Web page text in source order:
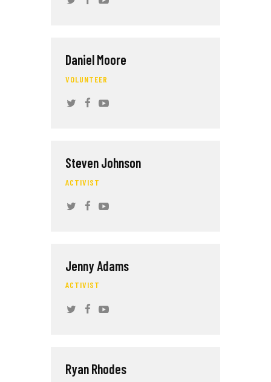
Daniel Moore
VOLUNTEER
Steven Johnson
ACTIVIST
Jenny Adams
ACTIVIST
Ryan Rhodes